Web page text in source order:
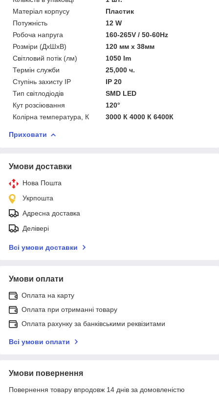
Матеріал корпусу
Пластик
Потужність
12 W
Робоча напруга
160-265V / 50-60Hz
Розміри (ДхШхВ)
120 мм х 38мм
Світловий потік (лм)
1050 lm
Термін служби
25,000 ч.
Ступінь захисту IP
IP 20
Тип світлодіодів
SMD LED
Кут розсіювання
120°
Колірна температура, К
3000 К 4000 К 6400К
Приховати
Умови доставки
Нова Пошта
Укрпошта
Адресна доставка
Делівері
Всі умови доставки
Умови оплати
Оплата на карту
Оплата при отриманні товару
Оплата рахунку за банківськими реквізитами
Всі умови оплати
Умови повернення
Повернення товару впродовж 14 днів за домовленістю